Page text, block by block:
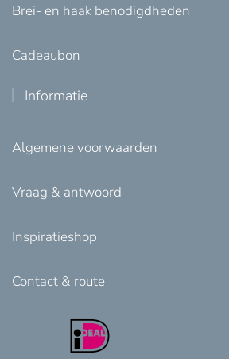
Brei- en haak benodigdheden
Cadeaubon
Informatie
Algemene voorwaarden
Vraag & antwoord
Inspiratieshop
Contact & route